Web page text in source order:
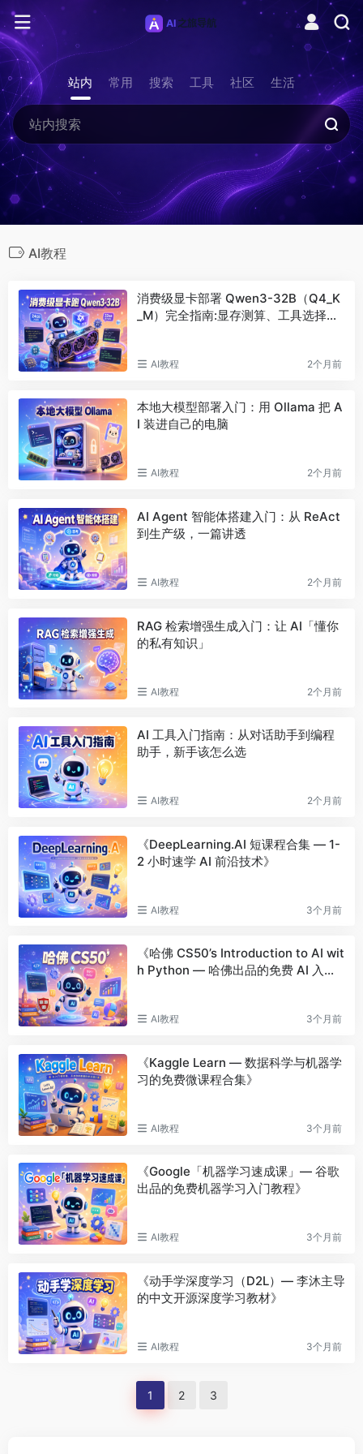
站内 常用 搜索 工具 社区 生活
AI教程
消费级显卡部署 Qwen3-32B（Q4_K
_M）完全指南:显存测算、工具选择与
AI教程 2个月前
本地大模型部署入门：用 Ollama 把 A
I 装进自己的电脑
AI教程 2个月前
AI Agent 智能体搭建入门：从 ReAct
到生产级，一篇讲透
AI教程 2个月前
RAG 检索增强生成入门：让 AI「懂你
的私有知识」
AI教程 2个月前
AI 工具入门指南：从对话助手到编程
助手，新手该怎么选
AI教程 2个月前
《DeepLearning.AI 短课程合集 — 1-
2 小时速学 AI 前沿技术》
AI教程 3个月前
《哈佛 CS50’s Introduction to AI wit
h Python — 哈佛出品的免费 AI 入门
AI教程 3个月前
《Kaggle Learn — 数据科学与机器学
习的免费微课程合集》
AI教程 3个月前
《Google「机器学习速成课」— 谷歌
出品的免费机器学习入门教程》
AI教程 3个月前
《动手学深度学习（D2L）— 李沐主导
的中文开源深度学习教材》
AI教程 3个月前
1 2 3